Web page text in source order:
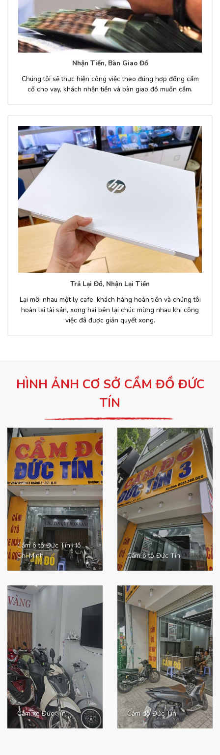
Nhận Tiền, Bàn Giao Đồ
Chúng tôi sẽ thực hiện công việc theo đúng hợp đồng cầm
cố cho vay, khách nhận tiền và bàn giao đồ muốn cầm.
Trả Lại Đồ, Nhận Lại Tiền
Lại mời nhau một ly cafe, khách hàng hoàn tiền và chúng tôi
hoàn lại tài sản, xong hai bên lại chúc mừng nhau khi công
việc đã được giản quyết xong.
HÌNH ẢNH CƠ SỞ CẦM ĐỒ ĐỨC
TÍN
Cầm ô tô Đức Tín Hồ
Chí Minh
Cầm ô tô Đức Tín
Cầm xe Đức Tín Cầm đồ Đức Tín